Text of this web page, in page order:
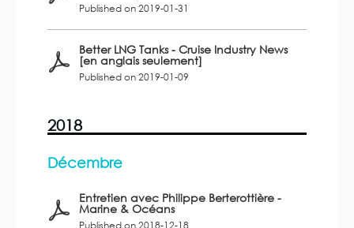
Published on 2019-01-31
Better LNG Tanks - Cruise Industry News
[en anglais seulement]
Published on 2019-01-09
2018
Décembre
Entretien avec Philippe Berterottière -
Marine & Océans
Published on 2018-12-18